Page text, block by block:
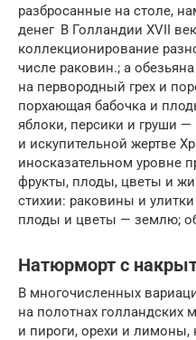
разбросанные на столе,
денег В Голландии XVII
коллекционирование
числе раковин.; а
на первородный грех и
порхающая бабочка и
яблоки, персики и груши
и искупи­тельной жертве
иносказательном уровне
фрукты, плоды, цветы и
стихии: раковины и
плоды и цветы — землю;
Натюрморт с
В многочисленных
на полотнах голландских
и пироги, орехи и